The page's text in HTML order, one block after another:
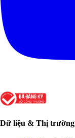
Dữ liệu & Thị trường